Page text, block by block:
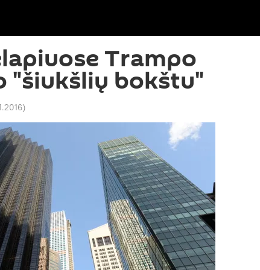
Trampo
"šiukšlių bokštu"
)